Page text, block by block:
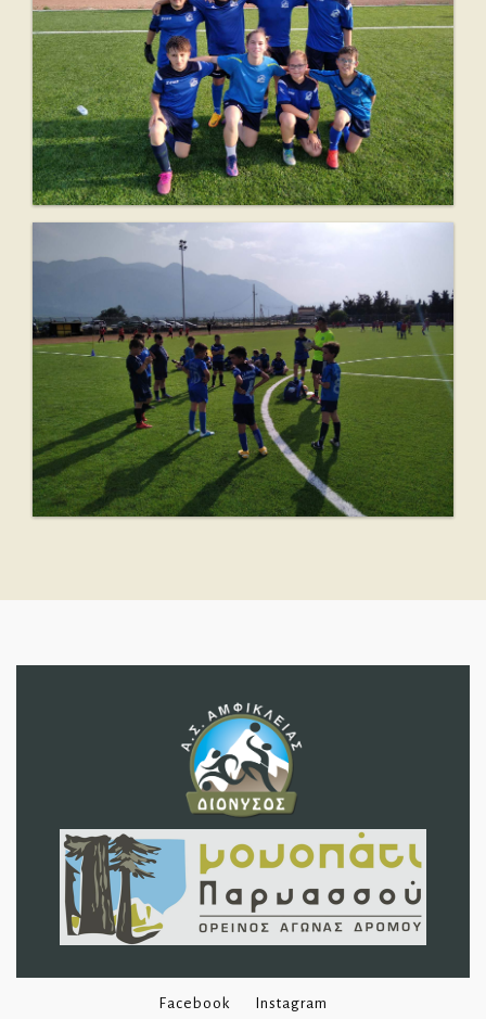
Facebook Instagram